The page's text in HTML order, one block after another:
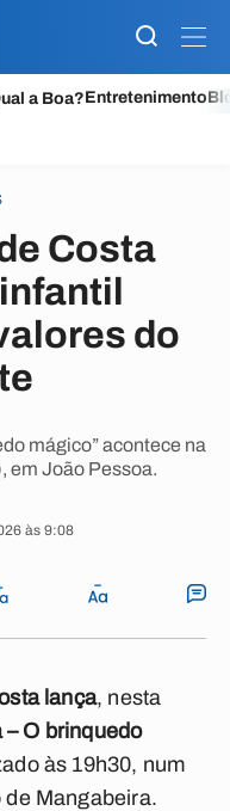
a Boa?Entretenimento
Costa
do
mágico” acontece na
em João Pessoa.
às 9:08
lança, nesta
– O brinquedo
às 19h30, num
Mangabeira.